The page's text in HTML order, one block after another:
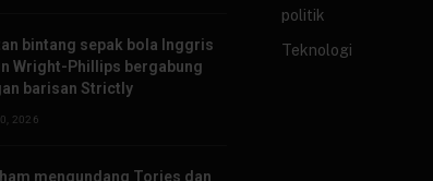
bintang sepak bola Inggris
Wright-Phillips bergabung
barisan Strictly
2026
mengundang Tories dan
politik
Teknologi